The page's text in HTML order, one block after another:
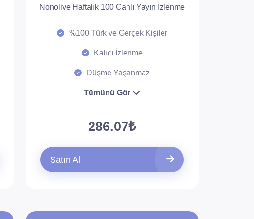
Nonolive Haftalık 100 Canlı Yayın İzlenme
%100 Türk ve Gerçek Kişiler
Kalıcı İzlenme
Düşme Yaşanmaz
Tümünü Gör
286.07₺
Satın Al